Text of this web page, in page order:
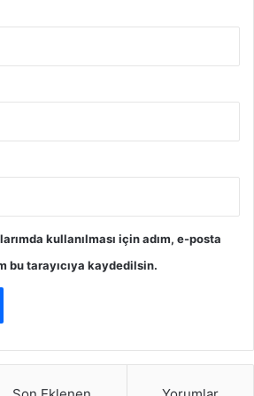
kullanılması için adım, e-posta
bu tarayıcıya kaydedilsin.